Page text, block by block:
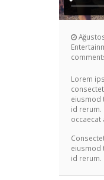
Lorem
eiusmod
id
occaecat
eiusmod
id rerum.